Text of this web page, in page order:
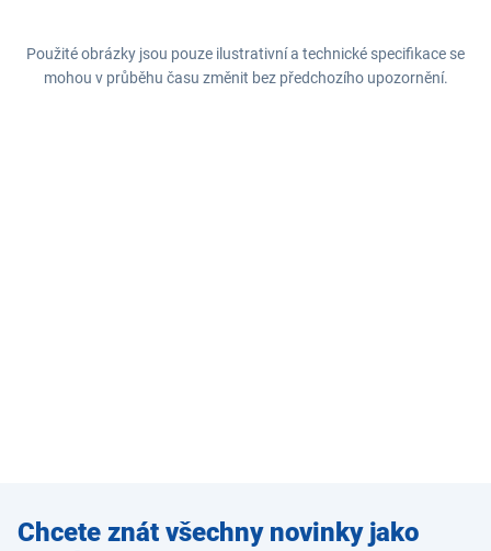
Použité obrázky jsou pouze ilustrativní a technické specifikace se
mohou v průběhu času změnit bez předchozího upozornění.
Zadejte
e-mail
Chcete znát všechny novinky jako